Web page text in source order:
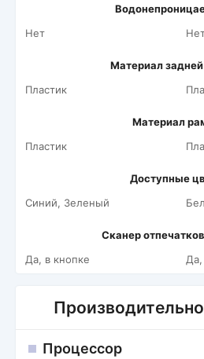
Нет
Материал
Пластик
Материал
Пластик
Доступные
Синий, Зеленый
Сканер
Да, в кнопке
Да,
Процессор